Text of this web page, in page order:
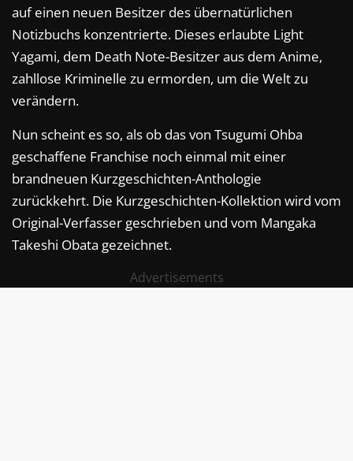
auf einen neuen Besitzer des übernatürlichen
Notizbuchs konzentrierte. Dieses erlaubte Light
Yagami, dem Death Note-Besitzer aus dem Anime,
zahllose Kriminelle zu ermorden, um die Welt zu
verändern.
Nun scheint es so, als ob das von Tsugumi Ohba
geschaffene Franchise noch einmal mit einer
brandneuen Kurzgeschichten-Anthologie
zurückkehrt. Die Kurzgeschichten-Kollektion wird vom
Original-Verfasser geschrieben und vom Mangaka
Takeshi Obata gezeichnet.
Advertisements